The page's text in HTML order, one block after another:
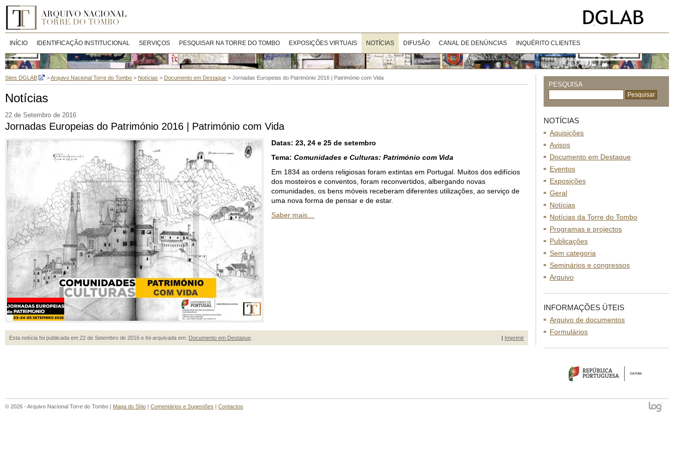
INÍCIO IDENTIFICAÇÃO INSTITUCIONAL SERVIÇOS PESQUISAR NA TORRE DO TOMBO EXPOSIÇÕES VIRTUAIS NOTÍCIAS DIFUSÃO CANAL DE DENÚNCIAS INQUÉRITO CLIENTES
Sites DGLAB >Arquivo Nacional Torre do Tombo > Notícias > Documento em Destaque > Jornadas Europeias do Património 2016 | Património com Vida
Notícias
22 de Setembro de 2016
Jornadas Europeias do Património 2016 | Património com Vida
Datas: 23, 24 e 25 de setembro
Tema: Comunidades e Culturas: Património com Vida
Em 1834 as ordens religiosas foram extintas em Portugal. Muitos dos edifícios
dos mosteiros e conventos, foram reconvertidos, albergando novas
comunidades, os bens móveis receberam diferentes utilizações, ao serviço de
uma nova forma de pensar e de estar.
Saber mais…
Esta notícia foi publicada em 22 de Setembro de 2016 e foi arquivada em: Documento em Destaque | Imprimir
PESQUISA
NOTÍCIAS
Aquisições
Avisos
Documento em Destaque
Eventos
Exposições
Geral
Notícias
Notícias da Torre do Tombo
Programas e projectos
Publicações
Sem categoria
Seminários e congressos
Arquivo
INFORMAÇÕES ÚTEIS
Arquivo de documentos
Formulários
© 2026 - Arquivo Nacional Torre do Tombo | Mapa do Sítio | Comentários e Sugestões | Contactos